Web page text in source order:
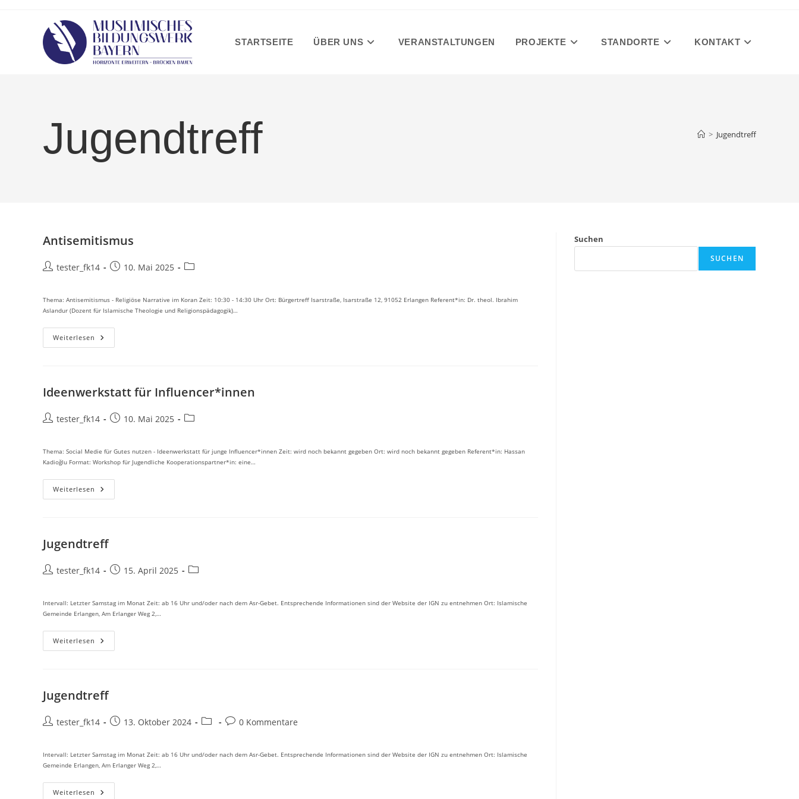
STARTSEITE ÜBER UNS VERANSTALTUNGEN PROJEKTE STANDORTE KONTAKT
Jugendtreff > Jugendtreff
Antisemitismus
Beitrags-
tester_fk14
Beitrag10. Mai 2025
Beitrags-
Thema: Antisemitismus - Religiöse Narrative im Koran Zeit: 10:30 - 14:30 Uhr Ort: Bürgertreff Isarstraße, Isarstraße 12, 91052 Erlangen Referent*in: Dr. theol. Ibrahim
Aslandur (Dozent für Islamische Theologie und Religionspädagogik)…
Weiterlesen Antisemitismus
Ideenwerkstatt für Influencer*innen
Beitrags-
tester_fk14
Beitrag10. Mai 2025
Beitrags-
Thema: Social Medie für Gutes nutzen - Ideenwerkstatt für junge Influencer*innen Zeit: wird noch bekannt gegeben Ort: wird noch bekannt gegeben Referent*in: Hassan
Kadioğlu Format: Workshop für Jugendliche Kooperationspartner*in: eine…
Weiterlesen Ideenwerkstatt
Für
Jugendtreff
Beitrags-
tester_fk14
Beitrag15. April 2025
Beitrags-
Intervall: Letzter Samstag im Monat Zeit: ab 16 Uhr und/oder nach dem Asr-Gebet. Entsprechende Informationen sind der Website der IGN zu entnehmen Ort: Islamische
Gemeinde Erlangen, Am Erlanger Weg 2,…
Weiterlesen Jugendtreff
Jugendtreff
Beitrags-
tester_fk14
Beitrag13. Oktober 2024
Beitrags-Beitrags-
0 Kommentare
Intervall: Letzter Samstag im Monat Zeit: ab 16 Uhr und/oder nach dem Asr-Gebet. Entsprechende Informationen sind der Website der IGN zu entnehmen Ort: Islamische
Gemeinde Erlangen, Am Erlanger Weg 2,…
Weiterlesen Jugendtreff
Suchen
SUCHEN